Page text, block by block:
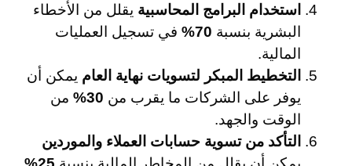
استخدام البرامج المحاسبية يقلل من الأخطاء
البشرية بنسبة 70%
في تسجيل العمليات
المالية.
التخطيط المبكر لتسويات نهاية العام يمكن أن
يوفر على الشركات ما يقرب من 30%
من
الوقت والجهد.
التأكد من تسوية حسابات العملاء والموردين